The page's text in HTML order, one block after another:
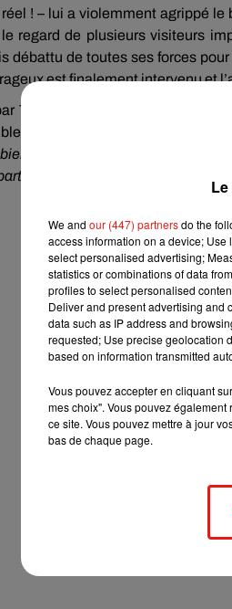
! – lui a violemment agrippé
regard de plusieurs visiteurs
débattu de toutes ses forces
est finalement intervenu et
The New York Post,
la victime a
ayant nécessité une
bien que très choquée par
ont convenu d’un accord
».
We and our (447) partnersdo the
access information on a device;
select personalised advertising;
statistics or combinations of data
profiles to select personalised
Deliver and present advertising and
data such as IP address and
requested; Use precise geolocation
based on information transmitted
Vous pouvez accepter en cliquant
mes choix". Vous pouvez
ce site. Vous pouvez mettre à jour
bas de chaque page.